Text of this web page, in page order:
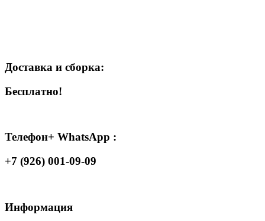
Доставка и сборка:
Бесплатно!
Телефон+ WhatsApp :
+7 (926) 001-09-09
Информация